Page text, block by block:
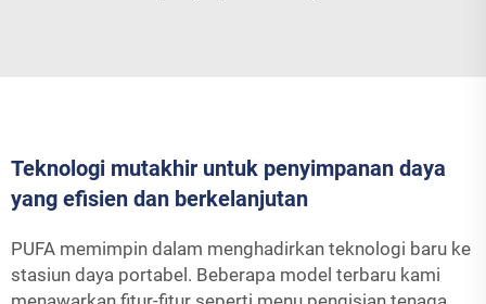
Teknologi mutakhir untuk penyimpanan daya
yang efisien dan berkelanjutan
PUFA memimpin dalam menghadirkan teknologi baru ke
stasiun daya portabel. Beberapa model terbaru kami